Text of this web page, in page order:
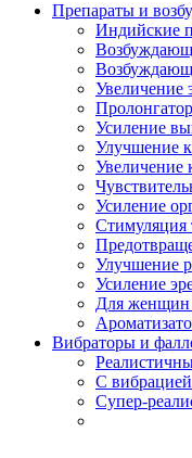
Препараты и
Индийские
Увеличение
Усиление
Улучшение
Увеличение
Усиление
Стимуляция
Улучшение
Усиление
Для женщин
Вибраторы и
С вибрацией
Супер-